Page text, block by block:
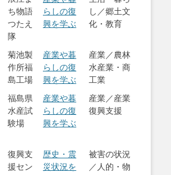
ち物語
つたえ
隊
らしの復
興を学ぶ
し／郷土文
化・教育
菊池製
作所福
島工場
産業や暮
らしの復
興を学ぶ
産業／農林
水産業・商
工業
福島県
水産試
験場
産業や暮
らしの復
興を学ぶ
産業／産業
復興支援
復興支
援セン
歴史・震
災状況を
被害の状況
／人的・物